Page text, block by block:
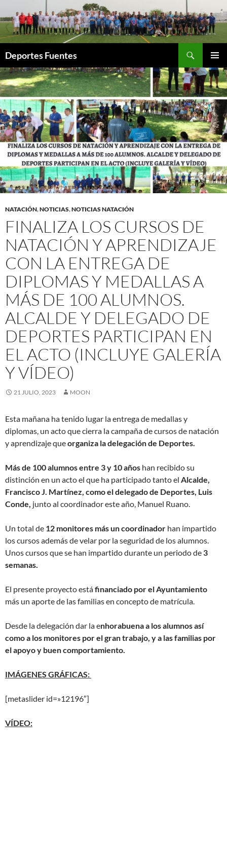
al
contenido
Deportes Fuentes
MENÚ
NATACIÓN,NOTICIAS,NOTICIAS NATACIÓN
FINALIZA LOS CURSOS DE
NATACIÓN Y APRENDIZAJE
CON LA ENTREGA DE
DIPLOMAS Y MEDALLAS A
MÁS DE 100 ALUMNOS.
ALCALDE Y DELEGADO DE
DEPORTES PARTICIPAN EN
EL ACTO (INCLUYE GALERÍA
Y VÍDEO)
21 JULIO, 2023 MOON
Esta mañana ha tenido lugar la entrega de medallas y
diplomas, un acto que cierra la campaña de cursos de natación
y aprendizaje queorganiza la delegación de Deportes.
Más de 100 alumnos entre 3 y 10 años han recibido su
distinción en un acto el que ha participado tanto el Alcalde,
Francisco J. Martínez, como el delegado de Deportes, Luis
Conde, junto al coordinador este año, Manuel Ruano.
Un total de 12 monitores más un coordinador han impartido
los cursos además de velar por la seguridad de los alumnos.
Unos cursos que se han impartido durante un periodo de 3
semanas.
El presente proyecto estáfinanciado por el Ayuntamiento
más un aporte de las familias en concepto de matrícula.
Desde la delegación dar la enhorabuena a los alumnos así
como a los monitores por el gran trabajo, y a las familias por
el apoyo y buen comportamiento.
IMÁGENES GRÁFICAS:
[metaslider id=»12196″]
VÍDEO: